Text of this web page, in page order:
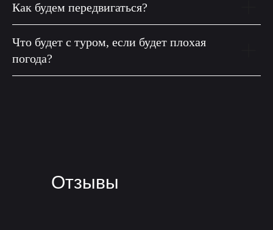
Как будем передвигаться?
Что будет с туром, если будет плохая
погода?
Отзывы